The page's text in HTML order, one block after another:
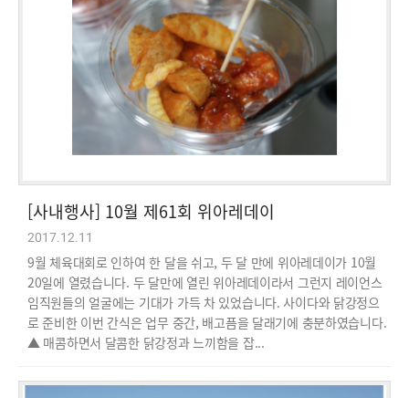
[사내행사] 10월 제61회 위아레데이
2017.12.11
9월 체육대회로 인하여 한 달을 쉬고, 두 달 만에 위아레데이가 10월
20일에 열렸습니다. 두 달만에 열린 위아레데이라서 그런지 레이언스
임직원들의 얼굴에는 기대가 가득 차 있었습니다. 사이다와 닭강정으
로 준비한 이번 간식은 업무 중간, 배고픔을 달래기에 충분하였습니다.
▲ 매콤하면서 달콤한 닭강정과 느끼함을 잡...